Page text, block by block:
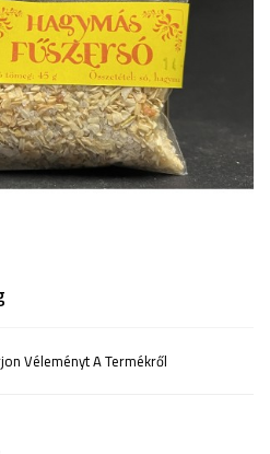
Véleményt A Termékről